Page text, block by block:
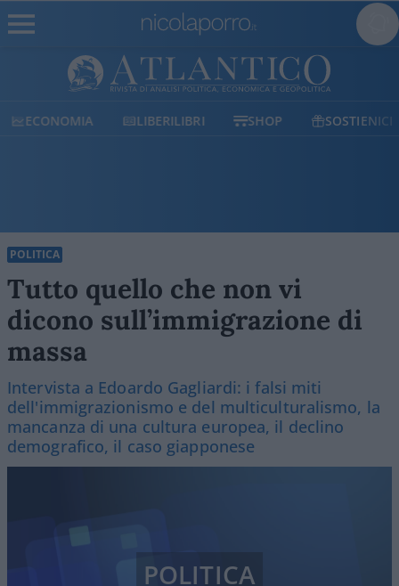
ECONOMIA LIBERILIBRI SHOP SOSTIENICI
POLITICA
Tutto quello che non vi
dicono sull’immigrazione di
massa
Intervista a Edoardo Gagliardi: i falsi miti
dell'immigrazionismo e del multiculturalismo, la
mancanza di una cultura europea, il declino
demografico, il caso giapponese
POLITICA